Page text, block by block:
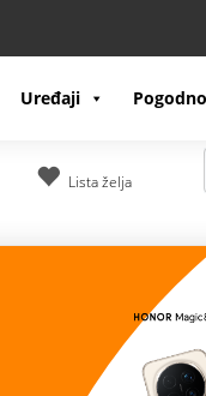
Uređaji
Lista želja